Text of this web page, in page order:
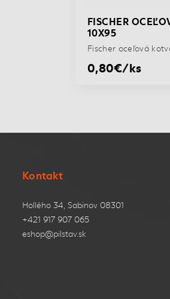
FISCHER
10X95
Fischer oceľová
0,80€/ks
Kontakt
Hollého 34, Sabinov 08301
+421 917 907 065
eshop@pilstav.sk